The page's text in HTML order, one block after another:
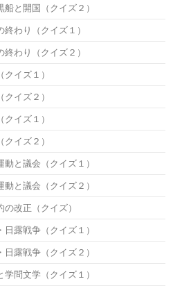
と開国（クイズ２）
わり（クイズ１）
わり（クイズ２）
イズ１）
イズ２）
イズ１）
イズ２）
と議会（クイズ１）
と議会（クイズ２）
改正（クイズ）
露戦争（クイズ１）
露戦争（クイズ２）
問文学（クイズ１）